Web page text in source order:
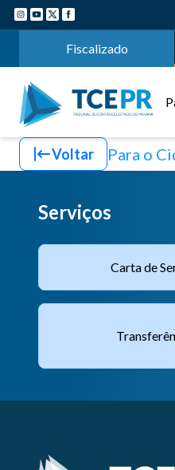
Fiscalizado
Voltar Para o
Serviços
Carta de